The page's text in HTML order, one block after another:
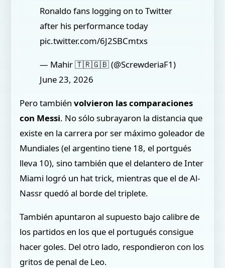
Ronaldo fans logging on to Twitter
after his performance today
pic.twitter.com/6J2SBCmtxs
— Mahir 🇹🇷🇬🇧 (@ScrewderiaF1)
June 23, 2026
Pero tambiénvolvieron las comparaciones
con Messi. No sólo subrayaron la distancia que
existe en la carrera por ser máximo goleador de
Mundiales (el argentino tiene 18, el portgués
lleva 10), sino también que el delantero de Inter
Miami logró un hat trick, mientras que el de Al-
Nassr quedó al borde del triplete.
También apuntaron al supuesto bajo calibre de
los partidos en los que el portugués consigue
hacer goles. Del otro lado, respondieron con los
gritos de penal de Leo.